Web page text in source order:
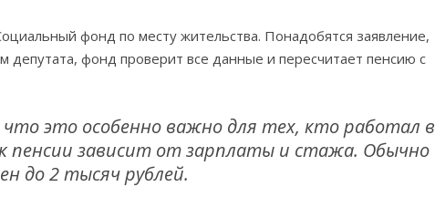
фонд по месту жительства. Понадобятся заявление,
депутата, фонд проверит все данные и пересчитает пенсию с
это особенно важно для тех, кто работал в
пенсии зависит от зарплаты и стажа. Обычно
до 2 тысяч рублей.